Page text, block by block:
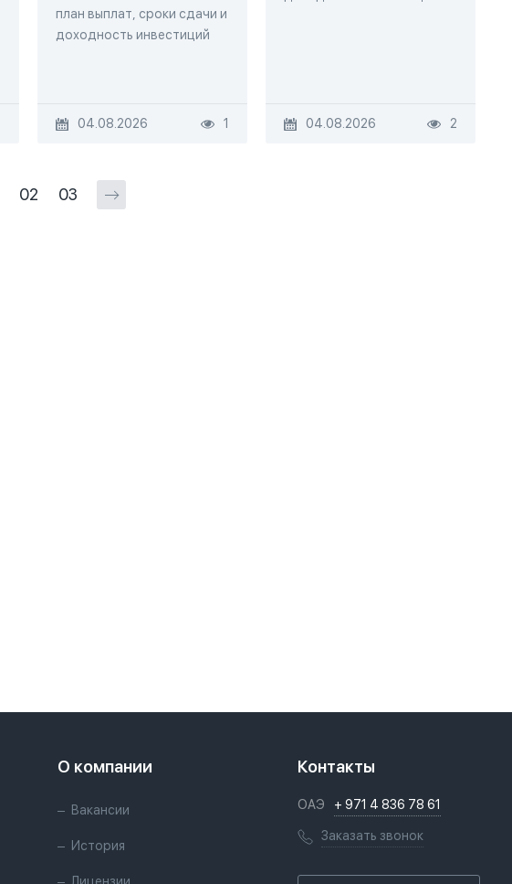
план выплат, сроки сдачи и
доходность инвестиций
04.08.2026 1 04.08.2026 2
02 03
О компании
Вакансии
История
Контакты
ОАЭ + 971 4 836 78 61
Заказать звонок